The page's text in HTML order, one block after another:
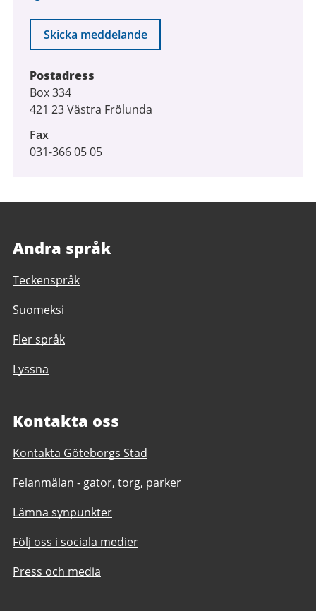
Skicka meddelande
Postadress
Box 334
421 23 Västra Frölunda
Fax
031-366 05 05
Andra språk
Teckenspråk
Suomeksi
Fler språk
Lyssna
Kontakta oss
Kontakta Göteborgs Stad
Felanmälan - gator, torg, parker
Lämna synpunkter
Följ oss i sociala medier
Press och media